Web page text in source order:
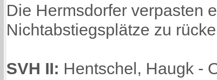
Die Hermsdorfer verpasten
Nichtabstiegsplätze zu
SVH II: Hentschel, Haugk -